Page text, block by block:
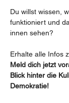
Du willst wissen,
funktioniert und
innen sehen?
Erhalte alle Infos
Meld dich jetzt
Blick hinter die
Demokratie!